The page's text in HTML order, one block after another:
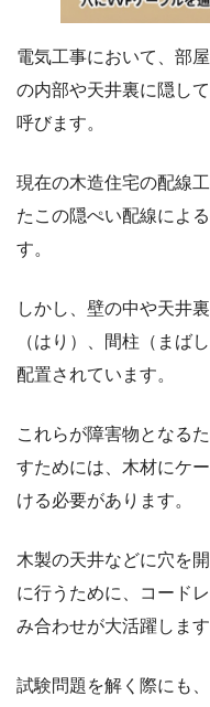
電気工事において、部
の内部や天井裏に隠し
呼びます。
現在の木造住宅の配線
たこの隠ぺい配線によ
す。
しかし、壁の中や天井
（はり）、間柱（まば
配置されています。
これらが障害物となる
すためには、木材にケ
ける必要があります。
木製の天井などに穴を
に行うために、コード
み合わせが大活躍します
試験問題を解く際にも